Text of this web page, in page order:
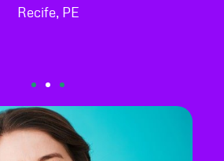
Recife, PE